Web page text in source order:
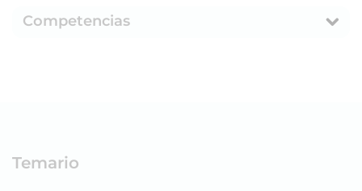
Competencias
Temario